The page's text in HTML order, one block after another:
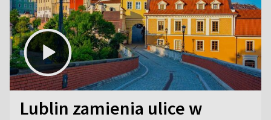
Lublin zamienia ulice w